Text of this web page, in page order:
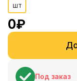
шт
0₽
Под заказ